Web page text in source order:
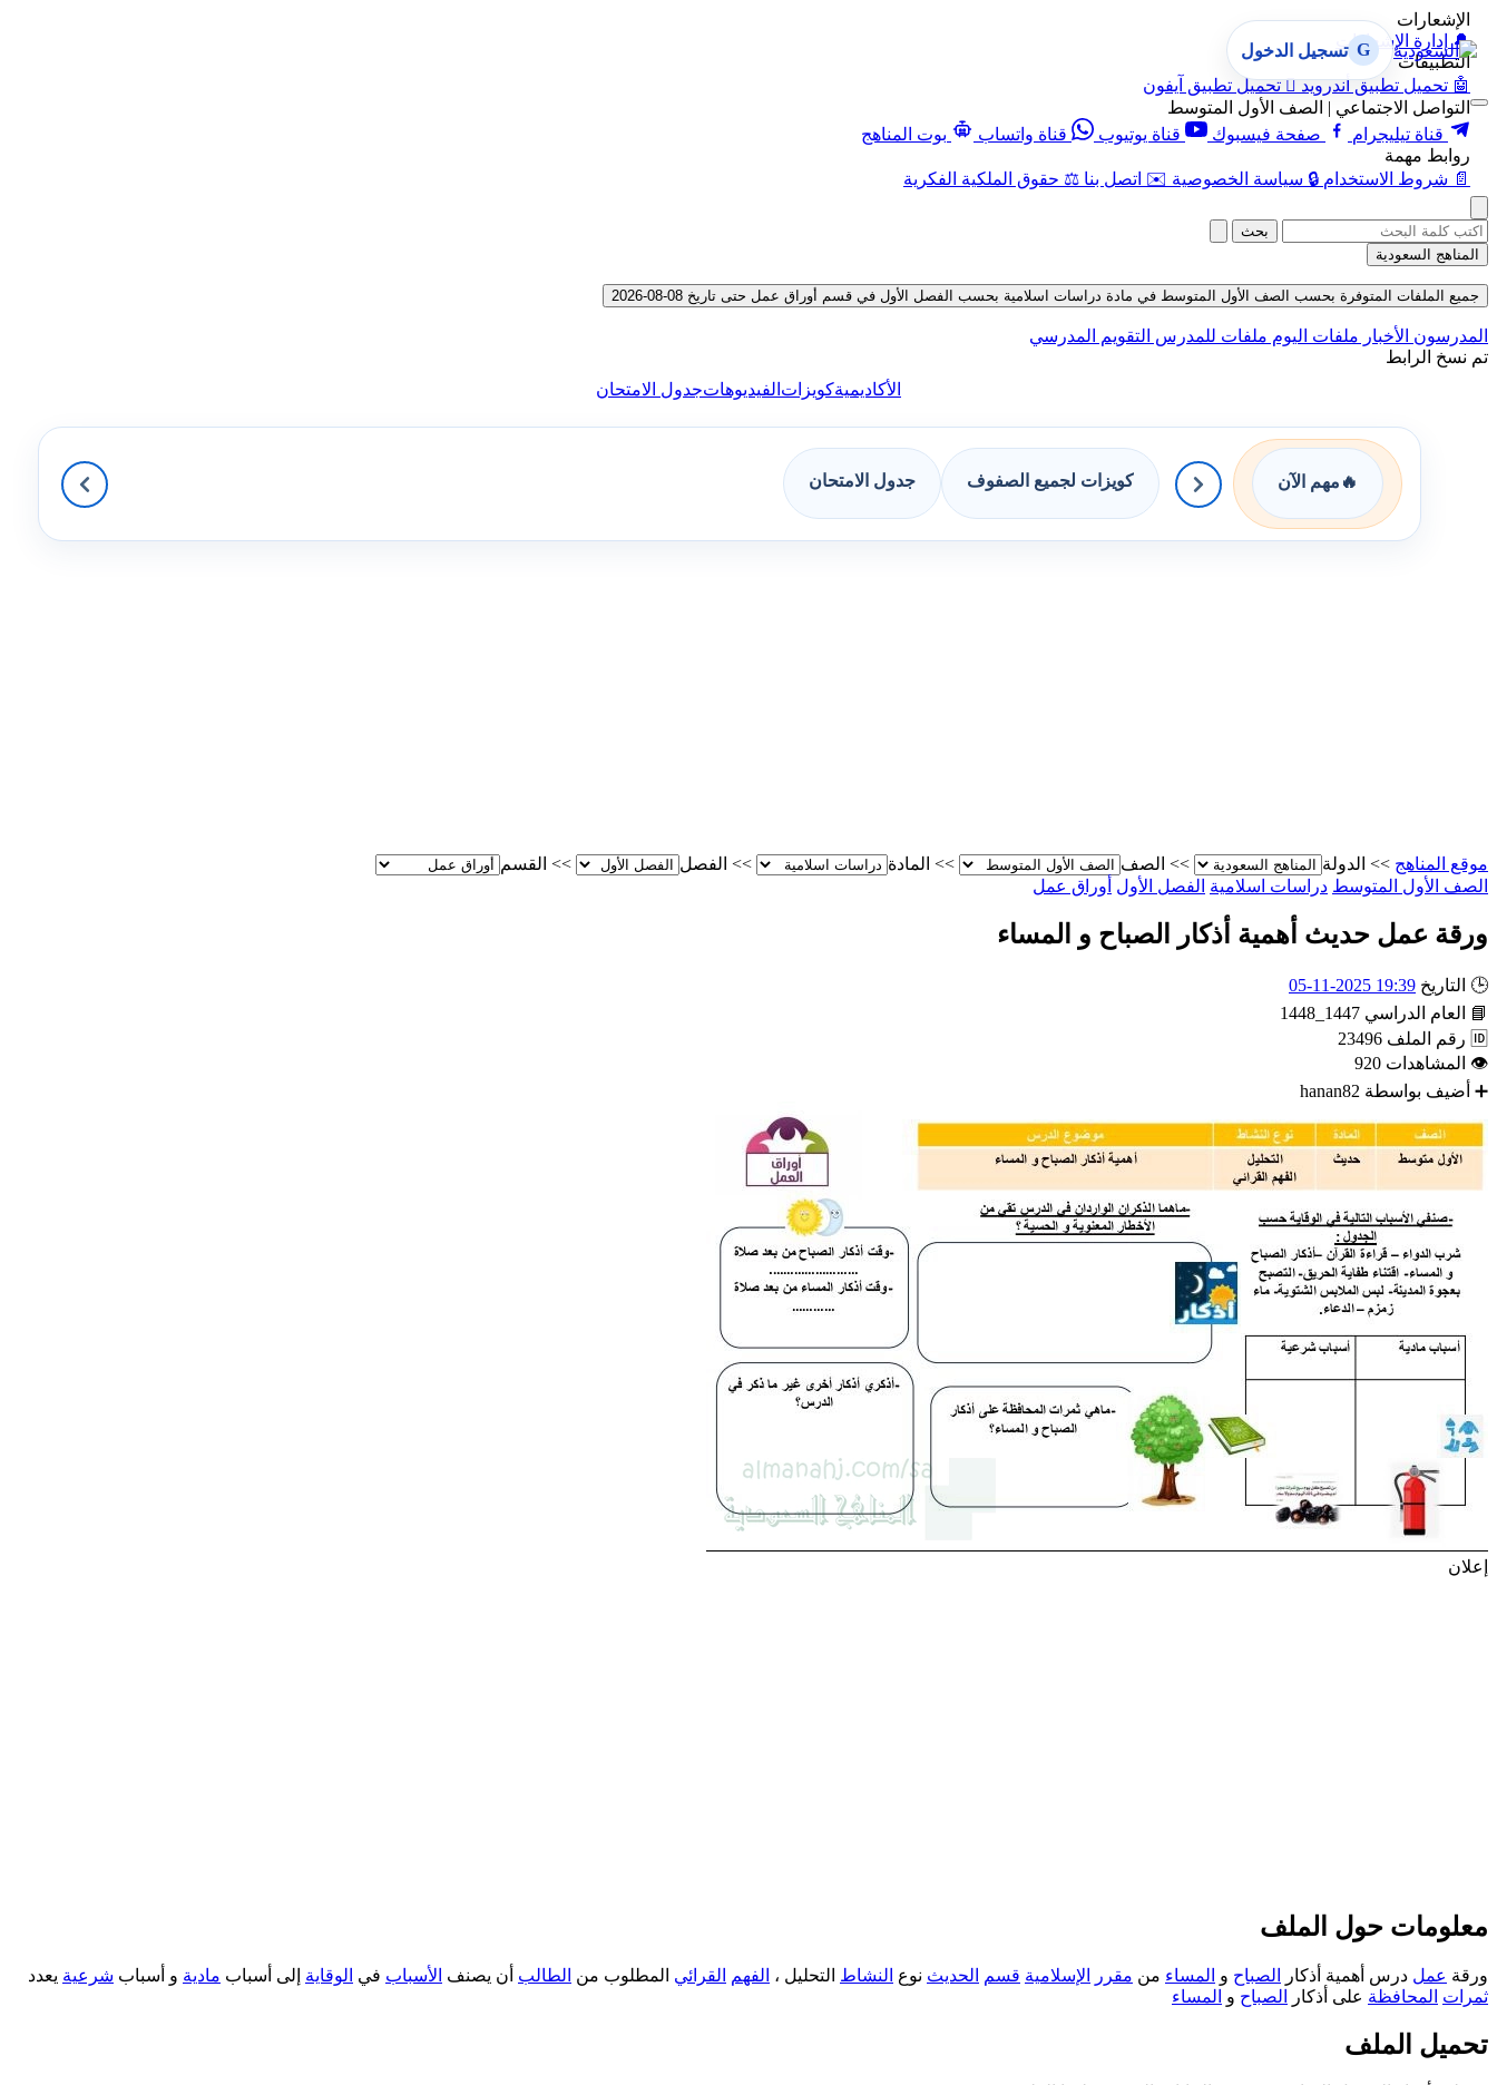
الإشعارات
🔔 إدارة الإشعارات
التطبيقات
🤖 تحميل تطبيق أندرويد  تحميل تطبيق آيفون
التواصل الاجتماعي | الصف الأول المتوسط
قناة تيليجرام
صفحة فيسبوك قناة يوتيوب قناة واتساب
بوت المناهج
روابط مهمة
📄 شروط الاستخدام 🔒 سياسة الخصوصية ✉️ اتصل بنا ⚖️ حقوق الملكية الفكرية
G تسجيل الدخول
بحث
المناهج السعودية
جميع الملفات المتوفرة بحسب الصف الأول المتوسط في مادة دراسات اسلامية بحسب الفصل الأول في قسم أوراق عمل حتى تاريخ 08-08-2026
المدرسون الأخبار ملفات اليوم ملفات للمدرس التقويم المدرسي
تم نسخ الرابط
الأكاديميةكويزات الفيديوهاتجدول الامتحان
🔥 مهم الآن كويزات لجميع الصفوف جدول الامتحان
موقع المناهج >> الدولة >> الصف >> المادة >> الفصل >> القسم
الصف الأول المتوسط دراسات اسلامية الفصل الأول أوراق عمل
ورقة عمل حديث أهمية أذكار الصباح و المساء
🕒 التاريخ 19:39 2025-11-05
📘
العام الدراسي 1447_1448
🆔 رقم الملف 23496
👁 المشاهدات 920
➕ أضيف بواسطة hanan82
إعلان
معلومات حول الملف
ورقة عمل درس أهمية أذكار الصباح و المساء من مقرر الإسلامية قسم الحديث نوع النشاط التحليل ، الفهم القرائي المطلوب من الطالب أن يصنف الأسباب في الوقاية إلى أسباب مادية و أسباب شرعية يعدد
ثمرات المحافظة على أذكار الصباح و المساء
تحميل الملف